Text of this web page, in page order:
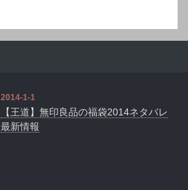
2014-1-1
【王道】無印良品の福袋2014ネタバレ
最新情報